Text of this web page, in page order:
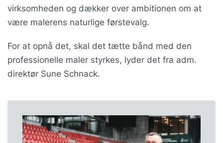
virksomheden og dækker over ambitionen om at
være malerens naturlige førstevalg.
For at opnå det, skal det tætte bånd med den
professionelle maler styrkes, lyder det fra adm.
direktør Sune Schnack.